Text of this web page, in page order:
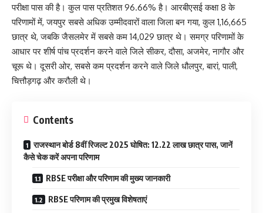
परीक्षा पास की है। कुल पास प्रतिशत 96.66% है। आरबीएसई कक्षा 8 के
परिणामों में, जयपुर सबसे अधिक उम्मीदवारों वाला जिला बन गया, कुल 1,16,665
छात्र थे, जबकि जैसलमेर में सबसे कम 14,029 छात्र थे। समग्र परिणामों के
आधार पर शीर्ष पांच प्रदर्शन करने वाले जिले सीकर, दौसा, अजमेर, नागौर और
चूरू थे। दूसरी ओर, सबसे कम प्रदर्शन करने वाले जिले धौलपुर, बारां, पाली,
चित्तौड़गढ़ और करौली थे।
Contents
राजस्थान बोर्ड 8वीं रिजल्ट 2025 घोषित: 12.22 लाख छात्र पास, जानें
कैसे चेक करें अपना परिणाम
RBSE परीक्षा और परिणाम की मुख्य जानकारी
RBSE परिणाम की प्रमुख विशेषताएं